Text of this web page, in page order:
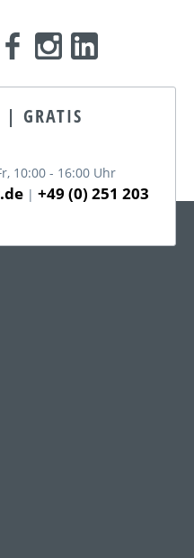
| GRATIS
10:00 - 16:00 Uhr
| +49 (0) 251 203